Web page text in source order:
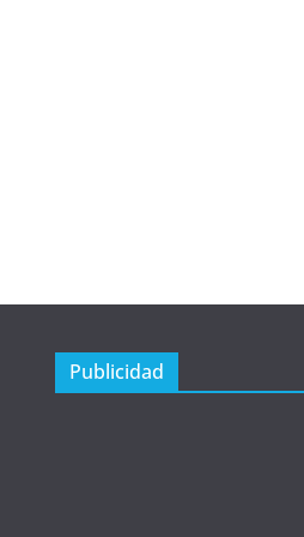
Publicidad